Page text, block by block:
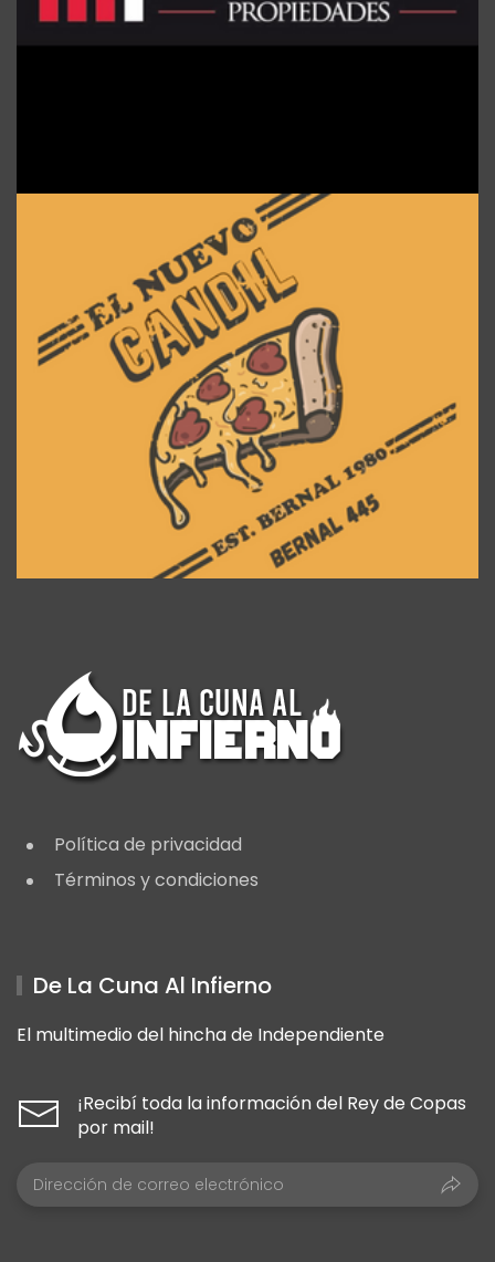
Política de privacidad
Términos y condiciones
De La Cuna Al Infierno
El multimedio del hincha de Independiente
¡Recibí toda la información del Rey de Copas
por mail!